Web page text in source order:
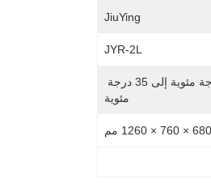
JiuYing
JYR-2L
مئوية
680 × 760 × 1260 مم